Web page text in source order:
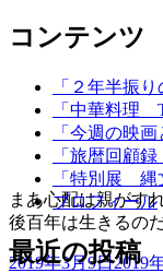
コンテンツ
「２年半振
「中華料理
「今週の映画
「旅暦回顧
「特別展 縄
プロフィール
最近の投稿
まあ心配は親がす
後百年は生きるの
投
2019年3月9日2019